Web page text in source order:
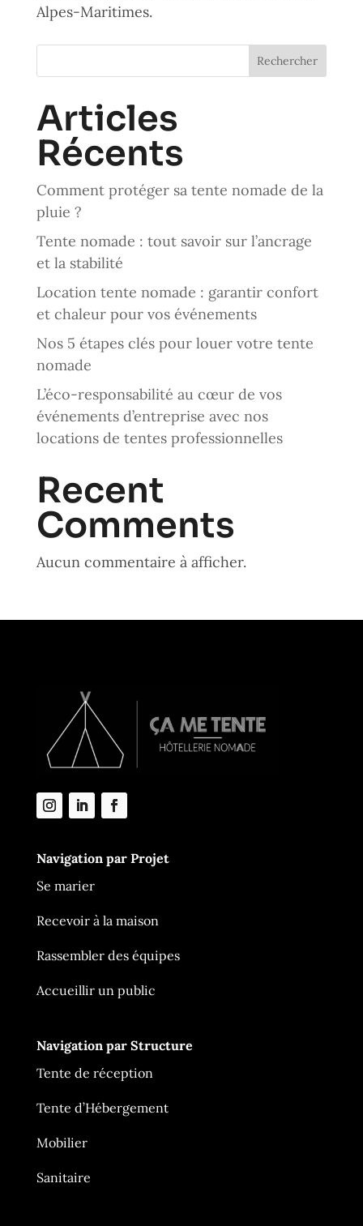
Alpes-Maritimes.
Rechercher
Articles
Récents
Comment protéger sa tente nomade de la
pluie ?
Tente nomade : tout savoir sur l’ancrage
et la stabilité
Location tente nomade : garantir confort
et chaleur pour vos événements
Nos 5 étapes clés pour louer votre tente
nomade
L’éco-responsabilité au cœur de vos
événements d’entreprise avec nos
locations de tentes professionnelles
Recent
Comments
Aucun commentaire à afficher.
Navigation par Projet
Se marier
Recevoir à la maison
Rassembler des équipes
Accueillir un public
Navigation par Structure
Tente de réception
Tente d’Hébergement
Mobilier
Sanitaire